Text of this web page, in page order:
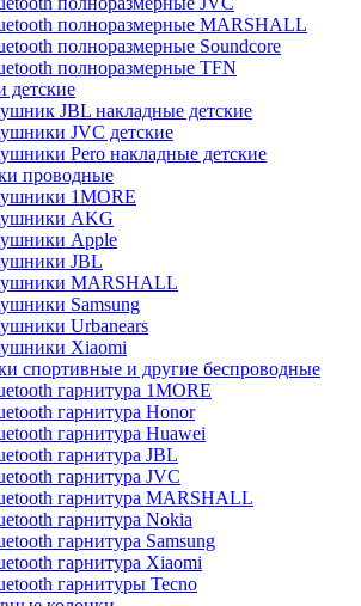
полноразмерные MARSHALL
полноразмерные Soundcore
полноразмерные TFN
детские
JBL накладные детские
JVC детские
Pero накладные детские
проводные
1MORE
AKG
Apple
JBL
MARSHALL
Samsung
Urbanears
Xiaomi
спортивные и другие беспроводные
гарнитура 1MORE
гарнитура Honor
гарнитура Huawei
гарнитура JBL
гарнитура JVC
гарнитура MARSHALL
гарнитура Nokia
гарнитура Samsung
гарнитура Xiaomi
гарнитуры Tecno